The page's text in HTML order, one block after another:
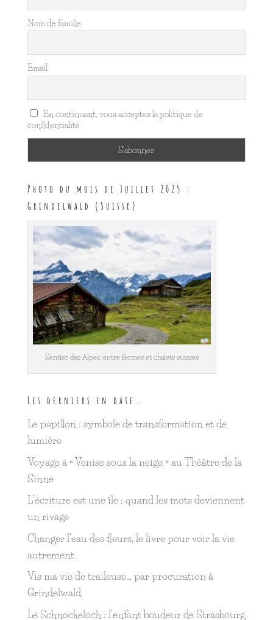
Nom de famille
Email
En continuant, vous acceptez la politique de
confidentialité
Photo du mois de Juillet 2025 :
Grindelwald (Suisse)
Sentier des Alpes, entre fermes et chalets suisses
Les derniers en date…
Le papillon : symbole de transformation et de
lumière
Voyage à « Venise sous la neige » au Théâtre de la
Sinne
L’écriture est une île : quand les mots deviennent
un rivage
Changer l’eau des fleurs, le livre pour voir la vie
autrement
Vis ma vie de traileuse… par procuration à
Grindelwald
Le Schnockeloch : l’enfant boudeur de Strasbourg